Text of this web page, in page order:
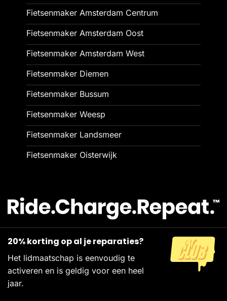
Fietsenmaker Amsterdam Centrum
Fietsenmaker Amsterdam Oost
Fietsenmaker Amsterdam West
Fietsenmaker Diemen
Fietsenmaker Bussum
Fietsenmaker Weesp
Fietsenmaker Landsmeer
Fietsenmaker Oisterwijk
20% korting op al je reparaties?
Het lidmaatschap is eenvoudig te
activeren en is geldig voor een heel
jaar.